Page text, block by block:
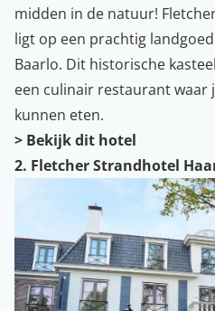
midden in de natuur!
ligt op een prachtig
Baarlo. Dit historische
een culinair restaurant waar
kunnen eten.
> Bekijk dit hotel
2. Fletcher Strandhotel